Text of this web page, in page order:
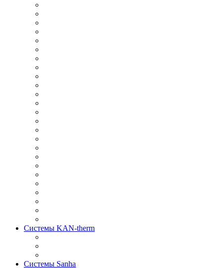
Системы KAN-therm
Системы Sanha